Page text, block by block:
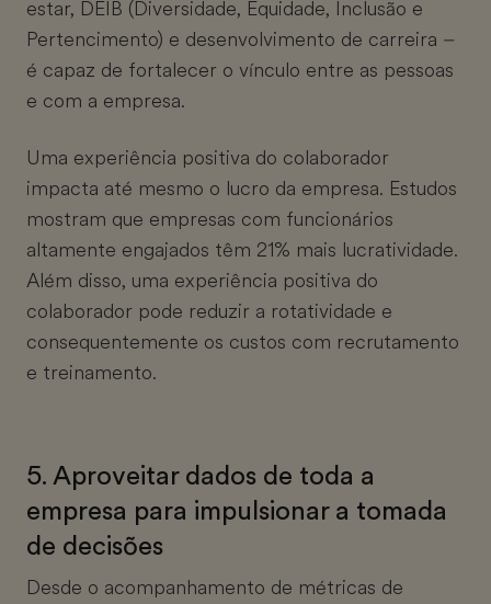
estar, DEIB (Diversidade, Equidade, Inclusão e
Pertencimento) e desenvolvimento de carreira –
é capaz de fortalecer o vínculo entre as pessoas
e com a empresa.
Uma experiência positiva do colaborador
impacta até mesmo o lucro da empresa. Estudos
mostram que empresas com funcionários
altamente engajados têm 21% mais lucratividade.
Além disso, uma experiência positiva do
colaborador pode reduzir a rotatividade e
consequentemente os custos com recrutamento
e treinamento.
5. Aproveitar dados de toda a
empresa para impulsionar a tomada
de decisões
Desde o acompanhamento de métricas de